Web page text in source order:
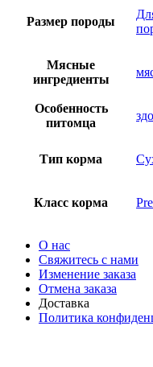
Размер породы
Мясные
ингредиенты
Особенность
питомца
Тип корма
Класс корма
О нас
Свяжитесь с нами
Изменение заказа
Отмена заказа
Доставка
Политика